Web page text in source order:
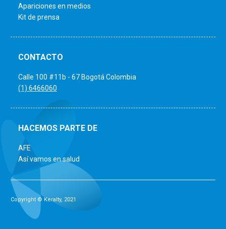
Apariciones en medios
Kit de prensa
CONTACTO
Calle 100 #11b - 67 Bogotá Colombia
(1) 6466060
HACEMOS PARTE DE
AFE
Así vamos en salud
Copyright © Keralty, 2021